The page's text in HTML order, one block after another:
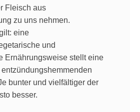
Fleisch aus
zu uns nehmen.
eine
und
Ernährungsweise stellt eine
bunter und vielfältiger der
besser.